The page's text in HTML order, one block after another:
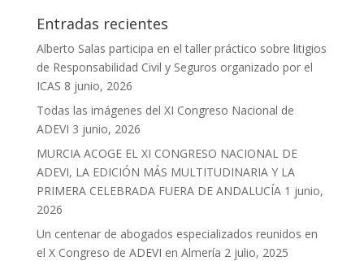
Entradas recientes
Alberto Salas participa en el taller práctico sobre litigios
de Responsabilidad Civil y Seguros organizado por el
ICAS 8 junio, 2026
Todas las imágenes del XI Congreso Nacional de
ADEVI 3 junio, 2026
MURCIA ACOGE EL XI CONGRESO NACIONAL DE
ADEVI, LA EDICIÓN MÁS MULTITUDINARIA Y LA
PRIMERA CELEBRADA FUERA DE ANDALUCÍA 1 junio,
2026
Un centenar de abogados especializados reunidos en
el X Congreso de ADEVI en Almería 2 julio, 2025